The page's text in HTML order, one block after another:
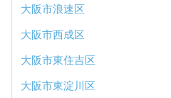
大阪市浪速区
大阪市西成区
大阪市東住吉区
大阪市東淀川区